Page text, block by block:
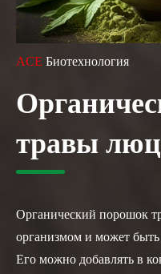
ACE Биотехнология
травы
Органический порошок
организмом и может
Его можно добавлять в